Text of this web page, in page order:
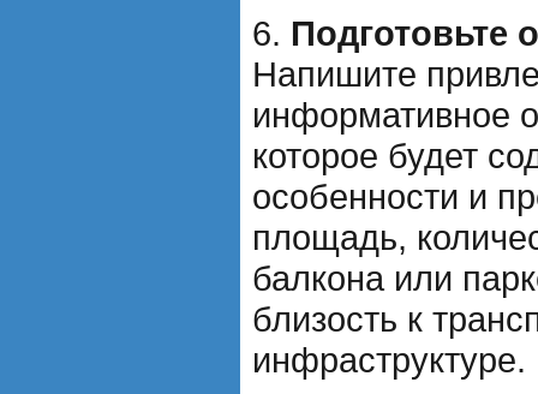
6. Подготовьте
Напишите
информативное
которое будет
особенности и
площадь,
балкона или
близость к
инфраструктуре.